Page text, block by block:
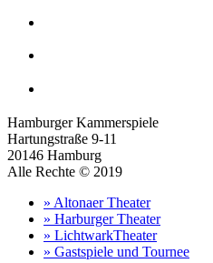
Hamburger Kammerspiele
Hartungstraße 9-11
20146 Hamburg
Alle Rechte © 2019
» Altonaer Theater
» Harburger Theater
» LichtwarkTheater
» Gastspiele und Tournee